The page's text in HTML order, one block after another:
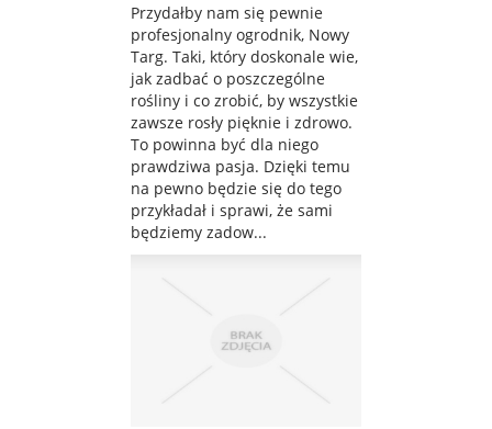
Przydałby nam się pewnie
profesjonalny ogrodnik, Nowy
Targ. Taki, który doskonale wie,
jak zadbać o poszczególne
rośliny i co zrobić, by wszystkie
zawsze rosły pięknie i zdrowo.
To powinna być dla niego
prawdziwa pasja. Dzięki temu
na pewno będzie się do tego
przykładał i sprawi, że sami
będziemy zadow...